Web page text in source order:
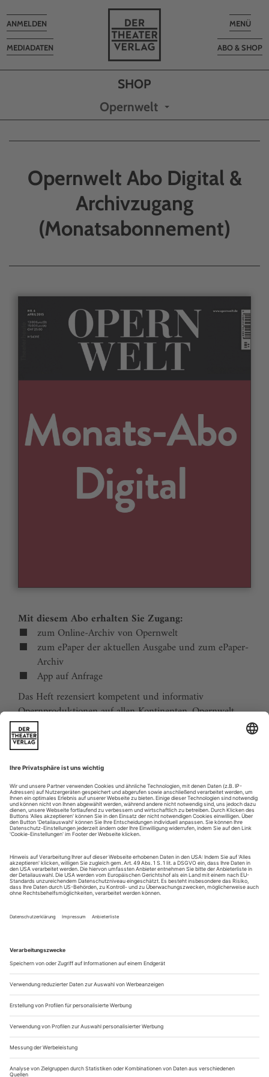
Toggle
MENÜ
ABO & SHOP
MEDIADATEN
Toggle
navigation
ANMELDEN
Opernwelt
Opernwelt Abo Digital &
Archivzugang
(Monatsabonnement)
Mit diesem Abo erhalten Sie Zugang:
zum Online-Archiv von Opernwelt
zum ePaper der aktuellen Ausgabe und zum ePaper-
Archiv
App auf Anfrage
Das Heft rezensiert kompetent und informativ
Opernproduktionen auf allen Kontinenten. Opernwelt
zeigt die Welt hinter der Bühne, befragt die Macher und
verfolgt die Kulturpolitik. Große Themenblöcke
behandeln die Geschichte der Oper, bedeutende
Komponisten und die interessantesten Aspekte des
internationalen Musiklebens. Die Premierenvorschau
animiert zu Opernreisen in alle Welt.
Sie erhalten Zugang zum Online-Archiv von Opernwelt
und können sowohl das aktuelle ePaper als auch das
ePaper-Archiv über Ihren Account auf www.der-
theaterverlag.de einsehen. Zugang zur App auf Anfrage.
Das Abonnement hat eine Laufzeit von einem Monat und
verlängert sich jeweils um einen weiteren Monat, sofern
es nicht vom Kunden auf der Seite „Mein Konto/Meine
Bestellungen“ auf www.der-theaterverlag.de gekündigt
in Kraft.
Aus steuerlichen Gründen abweichende Preise für Käufe
außerhalb Deutschlands (Endpreis vor Auslösen der Bestellung
ersichtlich)
9,99 €